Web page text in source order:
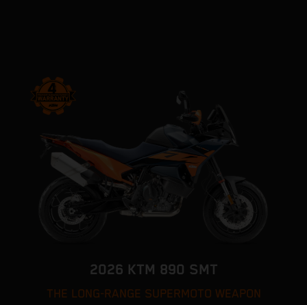
2026 KTM 890 SMT
THE LONG-RANGE SUPERMOTO WEAPON